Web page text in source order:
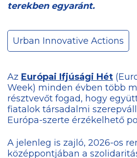
terekben egyaránt.
Urban Innovative Actions
Az Európai Ifjúsági Hét
Week) minden évben több
résztvevőt fogad, hogy
fiatalok társadalmi
Európa-szerte érzékelhető
A jelenleg is zajló, 2026-os
középpontjában a